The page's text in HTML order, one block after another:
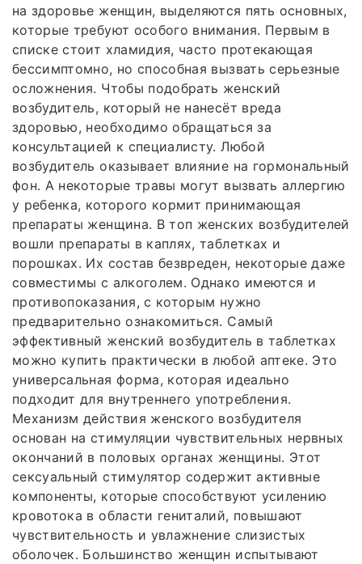
на здоровье женщин, выделяются пять основных,
которые требуют особого внимания. Первым в
списке стоит хламидия, часто протекающая
бессимптомно, но способная вызвать серьезные
осложнения. Чтобы подобрать женский
возбудитель, который не нанесёт вреда
здоровью, необходимо обращаться за
консультацией к специалисту. Любой
возбудитель оказывает влияние на гормональный
фон. А некоторые травы могут вызвать аллергию
у ребенка, которого кормит принимающая
препараты женщина. В топ женских возбудителей
вошли препараты в каплях, таблетках и
порошках. Их состав безвреден, некоторые даже
совместимы с алкоголем. Однако имеются и
противопоказания, с которым нужно
предварительно ознакомиться. Самый
эффективный женский возбудитель в таблетках
можно купить практически в любой аптеке. Это
универсальная форма, которая идеально
подходит для внутреннего употребления.
Механизм действия женского возбудителя
основан на стимуляции чувствительных нервных
окончаний в половых органах женщины. Этот
сексуальный стимулятор содержит активные
компоненты, которые способствуют усилению
кровотока в области гениталий, повышают
чувствительность и увлажнение слизистых
оболочек. Большинство женщин испытывают